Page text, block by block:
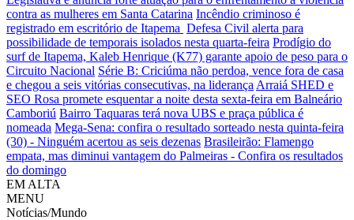
contra as mulheres em Santa Catarina Incêndio criminoso é
registrado em escritório de Itapema Defesa Civil alerta para
possibilidade de temporais isolados nesta quarta-feira Prodígio do
surf de Itapema, Kaleb Henrique (K77) garante apoio de peso para o
Circuito Nacional Série B: Criciúma não perdoa, vence fora de casa
e chegou a seis vitórias consecutivas, na liderança Arraiá SHED e
SEO Rosa promete esquentar a noite desta sexta-feira em Balneário
Camboriú Bairro Taquaras terá nova UBS e praça pública é
nomeada Mega-Sena: confira o resultado sorteado nesta quinta-feira
(30) - Ninguém acertou as seis dezenas Brasileirão: Flamengo
empata, mas diminui vantagem do Palmeiras - Confira os resultados
do domingo
EM ALTA
MENU
Notícias/Mundo